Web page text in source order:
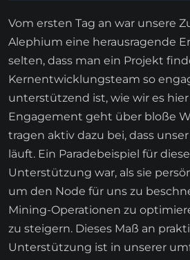
Vom ersten Tag an war unsere
Alephium eine herausragende
selten, dass man ein Projekt
Kernentwicklungsteam so
unterstützend ist, wie wir es
Engagement geht über bloße
tragen aktiv dazu bei, dass
läuft. Ein Paradebeispiel für
Unterstützung war, als sie
um den Node für uns zu
Mining-Operationen zu
zu steigern. Dieses Maß an
Unterstützung ist in unserer